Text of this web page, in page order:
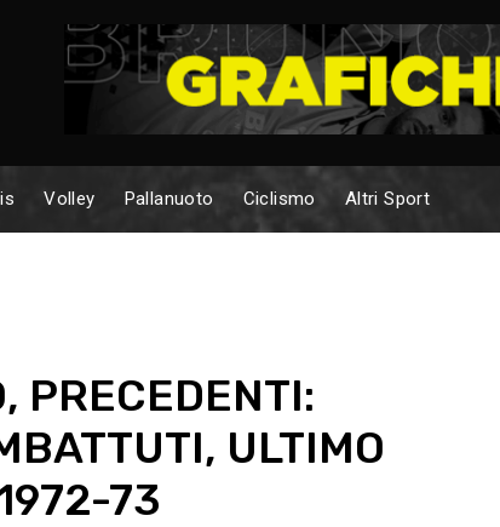
Volley Pallanuoto Ciclismo Altri Sport
PRECEDENTI:
ULTIMO
73